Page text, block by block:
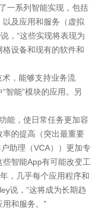
一系列智能实现，包括
及应用和服务（虚拟
，“这些实现将表现为
设备和现有的软件和
，能够支持业务流
智能”模块的应用。另
能，使日常任务更加容
的提高（突出最重要
助理（VCA））更加专
智能App有可能改变工
，几乎每个应用程序和
说，“这将成为长期趋
和服务。”